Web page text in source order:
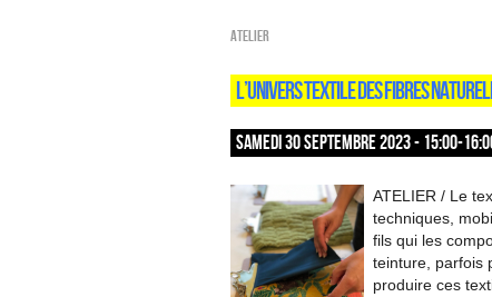
Atelier
L’UNIVERS TEXTILE DES FIBRES
SAMEDI 30 SEPTEMBRE 2023 - 15:00-
ATELIER / Le
techniques,
fils qui les
teinture, parfois
produire ces